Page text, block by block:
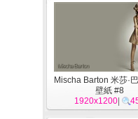
Mischa Barton 米莎·
壁紙 #8
1920x1200